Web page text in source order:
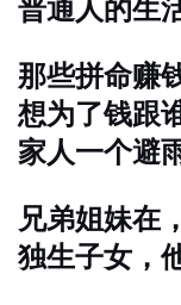
普通人的生
那些拼命赚
想为了钱跟
家人一个避
兄弟姐妹在
独生子女，